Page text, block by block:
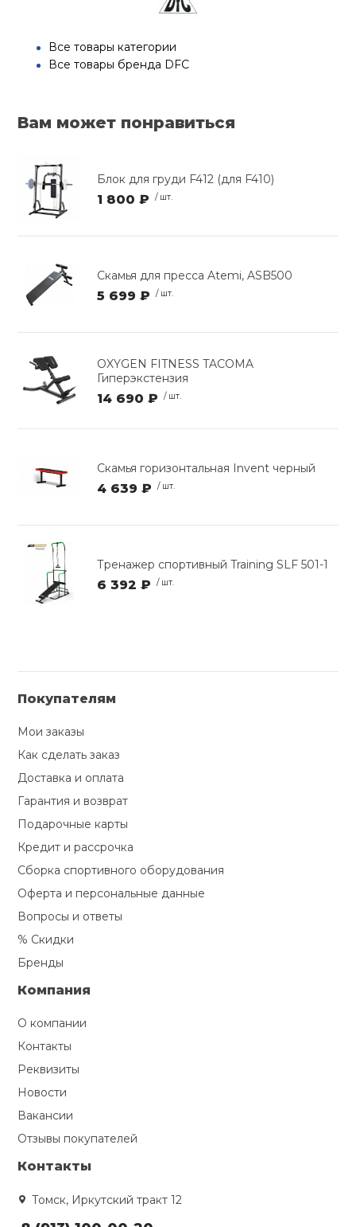
Все товары категории
Все товары бренда DFC
Вам может понравиться
Блок для груди F412 (для F410)
1 800 ₽ / шт.
Скамья для пресса Atemi, ASB500
5 699 ₽ / шт.
OXYGEN FITNESS TACOMA
Гиперэкстензия
14 690 ₽ / шт.
Скамья горизонтальная Invent черный
4 639 ₽ / шт.
Тренажер спортивный Training SLF 501-1
6 392 ₽ / шт.
Покупателям
Мои заказы
Как сделать заказ
Доставка и оплата
Гарантия и возврат
Подарочные карты
Кредит и рассрочка
Сборка спортивного оборудования
Оферта и персональные данные
Вопросы и ответы
% Скидки
Бренды
Компания
О компании
Контакты
Реквизиты
Новости
Вакансии
Отзывы покупателей
Контакты
Томск, Иркутский тракт 12